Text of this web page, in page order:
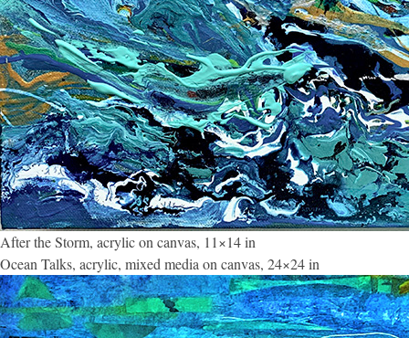
After the Storm, acrylic on canvas, 11×14 in
Ocean Talks, acrylic, mixed media on canvas, 24×24 in